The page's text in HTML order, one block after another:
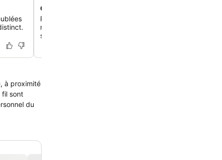
Cuisine commune accessible
Profite d'une cuisine commune accessible, parfaite
repas et collations, ajoutant une commodité comme à
séjour.
à proximité
fil sont
du